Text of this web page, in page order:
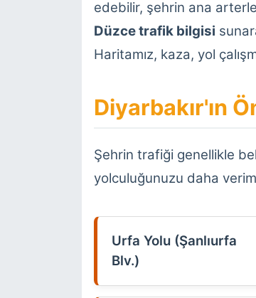
edebilir, şehrin ana
Düzce trafik bilgisi
Haritamız, kaza, yol
Diyarbakır'ın
Şehrin trafiği genellikle
yolculuğunuzu daha
Urfa Yolu (Şanlıurfa
Blv.)